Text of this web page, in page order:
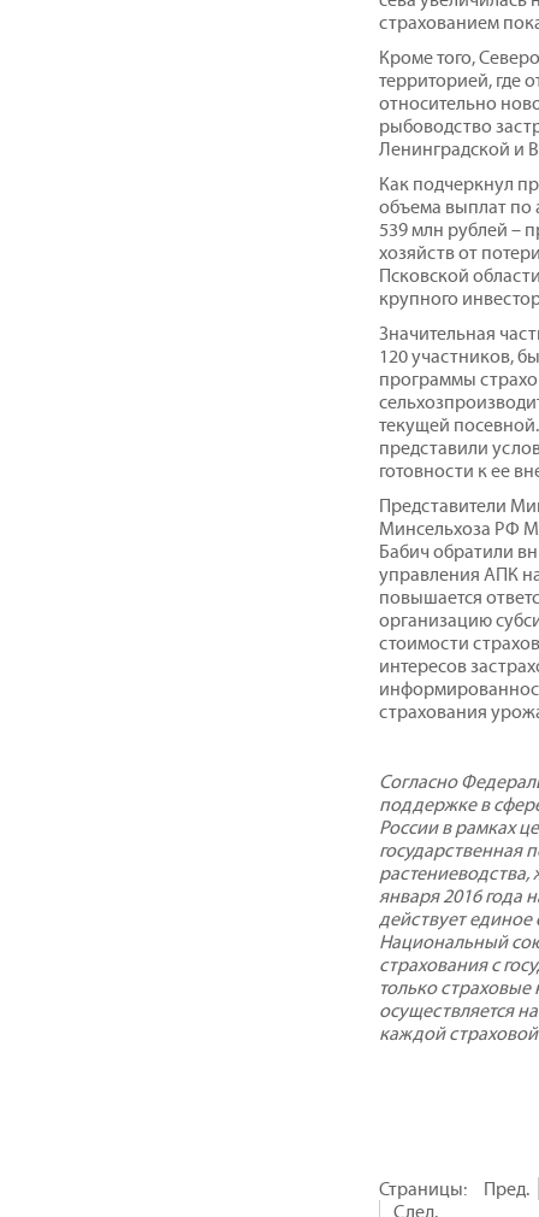
страхованием
Кроме того,
территорией, где
относительно
рыбоводство
Ленинградской и
Как подчеркнул
объема выплат по
539 млн рублей –
хозяйств от
Псковской
крупного
Значительная
120 участников,
программы
текущей
представили
готовности к ее
Представители
Минсельхоза РФ
Бабич обратили
управления АПК
повышается
организацию
стоимости
интересов
страхования
Согласно
поддержке в
России в рамках
государственная
растениеводства,
января 2016 года
действует
Национальный
страхования с
только
осуществляется
каждой
Страницы:
Пред.
След.